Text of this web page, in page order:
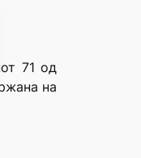
71 од
на